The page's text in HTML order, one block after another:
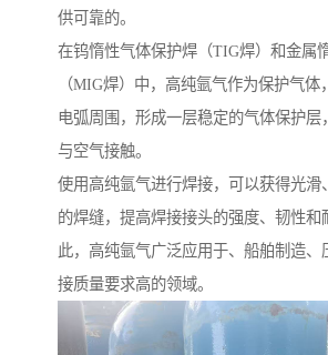
供可靠的。
在钨惰性气体保护焊（TIG焊）和金属
（MIG焊）中，高纯氩气作为保护气体
电弧周围，形成一层稳定的气体保护层
与空气接触。
使用高纯氩气进行焊接，可以获得光滑
的焊缝，提高焊接接头的强度、韧性和
此，高纯氩气广泛应用于、船舶制造、
接质量要求高的领域。